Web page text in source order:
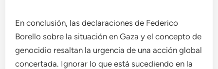
En conclusión, las declaraciones de Federico
Borello sobre la situación en Gaza y el concepto de
genocidio resaltan la urgencia de una acción global
concertada. Ignorar lo que está sucediendo en la